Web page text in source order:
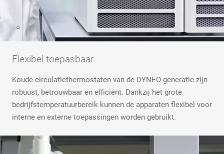
Flexibel toepasbaar
Koude-circulatiethermostaten van de DYNEO-generatie zijn
robuust, betrouwbaar en efficiënt. Dankzij het grote
bedrijfstemperatuurbereik kunnen de apparaten flexibel voor
interne en externe toepassingen worden gebruikt.